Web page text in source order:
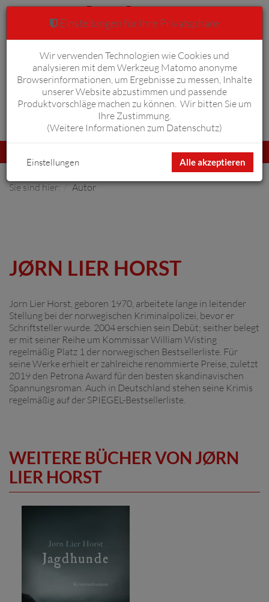
Anmelden Warenkorb 0
umschalten
Sie sind hier: Autor
JØRN LIER HORST
Jørn Lier Horst, geboren 1970, arbeitete lange in leitender
Stellung bei der norwegischen Kriminalpolizei, bevor er
Schriftsteller wurde. 2004 erschien sein Debüt; seither belegt
er mit seiner Reihe um Kommissar William Wisting
regelmäßig Platz 1 der norwegischen Bestsellerliste. Für
seine Werke erhielt er zahlreiche renommierte Preise, zuletzt
2019 den Petrona Award für den besten skandinavischen
Spannungsroman. Auch in Deutschland stehen seine Krimis
regelmäßig auf der SPIEGEL-Bestsellerliste.
WEITERE BÜCHER VON JØRN
LIER HORST
Einstellungen für Ihre Privatsphäre
Wir verwenden Technologien wie Cookies und
analysieren mit dem Werkzeug Matomo anonyme
Browserinformationen, um Ergebnisse zu messen, Inhalte
unserer Website abzustimmen und passende
Produktvorschläge machen zu können. Wir bitten Sie um
Ihre Zustimmung.
(Weitere Informationen zum Datenschutz)
Alle akzeptieren
Einstellungen